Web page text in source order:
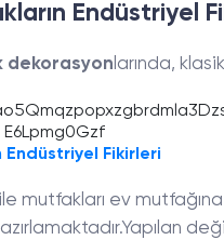
Endüstriyel
dekorasyonlarında,
Endüstriyel Fikirleri
mutfakları ev